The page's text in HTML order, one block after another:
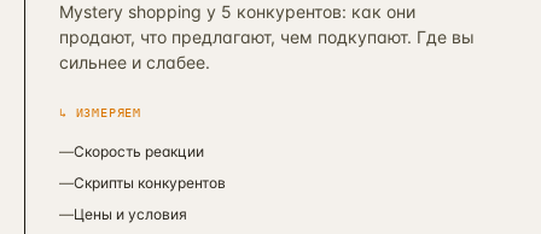
Mystery shopping у 5 конкурентов: как они
продают, что предлагают, чем подкупают. Где вы
сильнее и слабее.
↳ ИЗМЕРЯЕМ
—Скорость реакции
—Скрипты конкурентов
—Цены и условия